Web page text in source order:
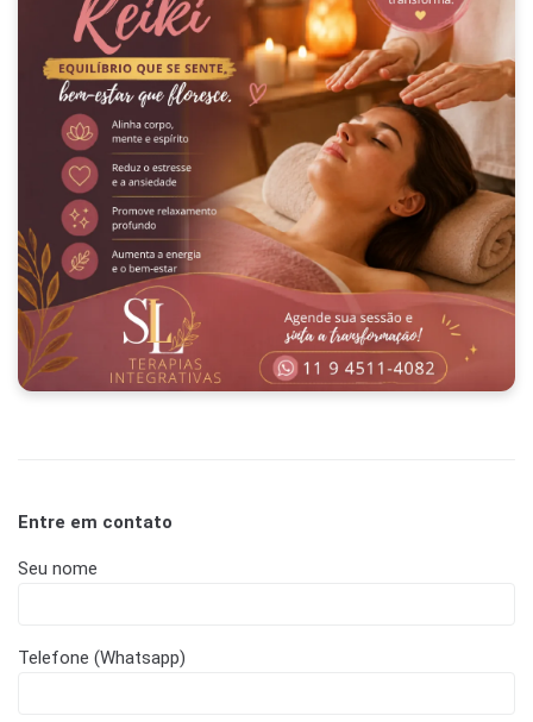
Entre em contato
Seu nome
Telefone (Whatsapp)